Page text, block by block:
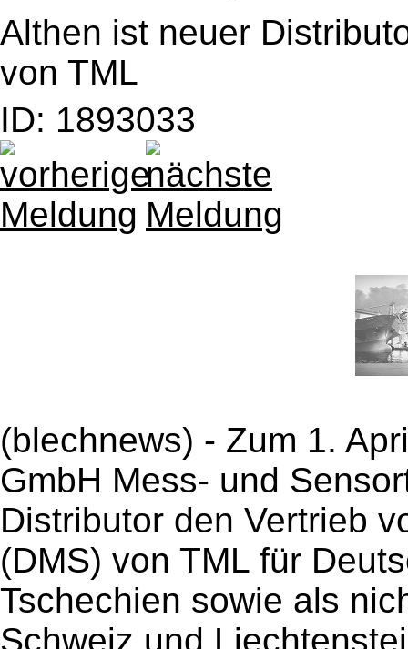
Althen ist neuer
von TML
ID: 1893033
(blechnews) - Zum 1.
GmbH Mess- und
Distributor den Vertrieb
(DMS) von TML für
Tschechien sowie als
Schweiz und